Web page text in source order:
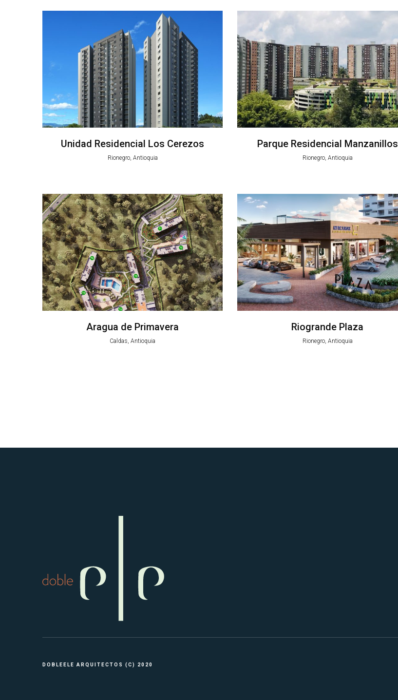
Unidad Residencial Los Cerezos
Rionegro, Antioquia
Parque Residencial Manzanillos
Rionegro, Antioquia
Aragua de Primavera
Caldas, Antioquia
Riogrande Plaza
Rionegro, Antioquia
DOBLEELE ARQUITECTOS (C) 2020